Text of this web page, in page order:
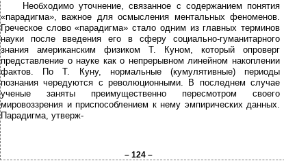
Необходимо уточнение, связанное с содержанием понятия
«парадигма», важное для осмысления ментальных феноменов.
Греческое слово «парадигма» стало одним из главных терминов
науки после введения его в сферу социально-гуманитарного
знания американским физиком Т. Куном, который опроверг
представление о науке как о непрерывном линейном накоплении
фактов. По Т. Куну, нормальные (кумулятивные) периоды
познания чередуются с революционными. В последнем случае
ученые заняты преимущественно пересмотром своего
мировоззрения и приспособлением к нему эмпирических данных.
Парадигма, утверж-
– 124 –